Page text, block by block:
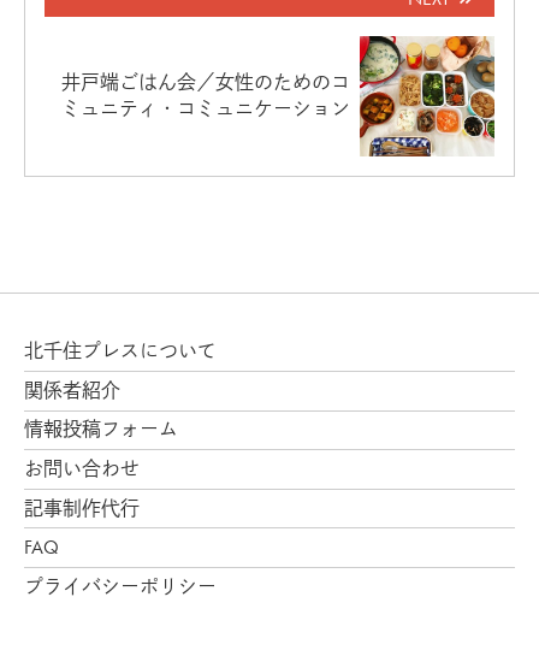
井戸端ごはん会／女性のためのコ
ミュニティ・コミュニケーション
北千住プレスについて
関係者紹介
情報投稿フォーム
お問い合わせ
記事制作代行
FAQ
プライバシーポリシー